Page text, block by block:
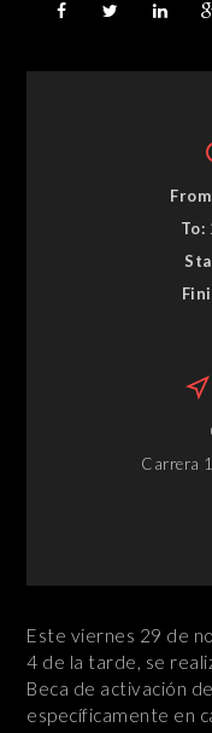
To:
Carrera
Este viernes 29 de
4 de la tarde, se
Beca de activación
específicamente en